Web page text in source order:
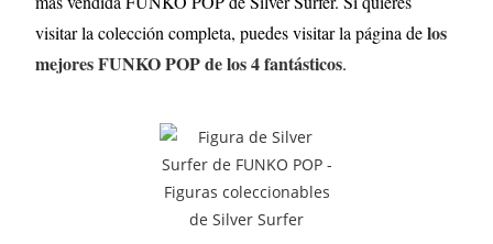
visitar la colección completa, puedes visitar la página delos
mejores FUNKO POP de los 4 fantásticos.